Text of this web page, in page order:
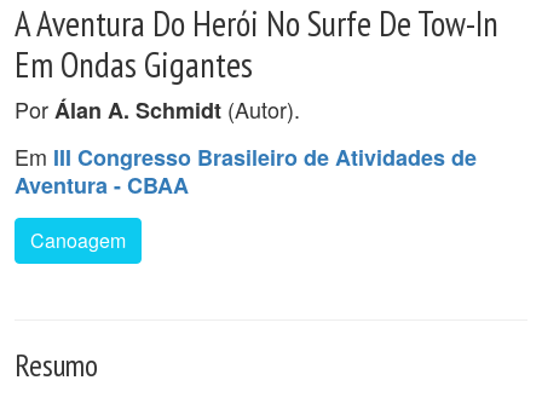
A Aventura Do Herói No Surfe De Tow-In
Em Ondas Gigantes
PorÁlan A. Schmidt (Autor).
Em III Congresso Brasileiro de Atividades de
Aventura - CBAA
Canoagem
Resumo